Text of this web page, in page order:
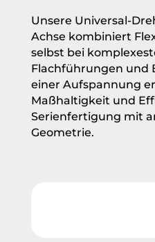
Unsere Universal-
Achse kombiniert
selbst bei
Flachführungen und
einer Aufspannung
Maßhaltigkeit und
Serienfertigung mit
Geometrie.